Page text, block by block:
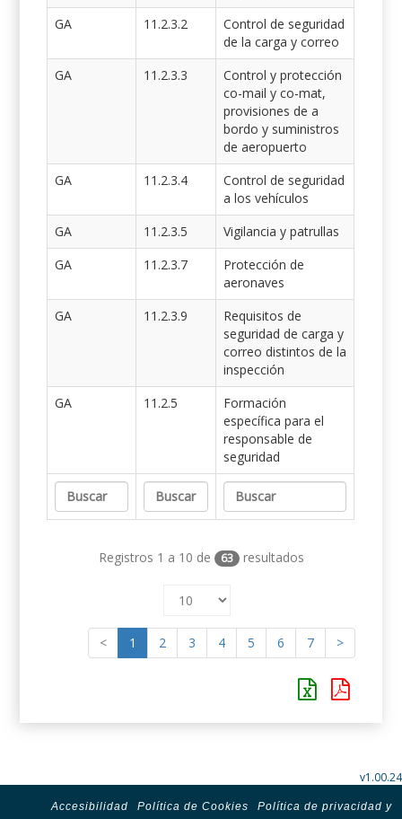
GA
11.2.3.2
Control de seguridad
de la carga y correo
GA
11.2.3.3
Control y protección
co-mail y co-mat,
provisiones de a
bordo y suministros
de aeropuerto
GA
11.2.3.4
Control de seguridad
a los vehículos
GA
11.2.3.5
Vigilancia y patrullas
GA
11.2.3.7
Protección de
aeronaves
GA
11.2.3.9
Requisitos de
seguridad de carga y
correo distintos de la
inspección
GA
11.2.5
Formación
específica para el
responsable de
seguridad
Registros 1 a 10 de 63 resultados
< 1 2 3 4 5 6 7 >
v1.00.24
Accesibilidad Política de Cookies
Política de privacidad y